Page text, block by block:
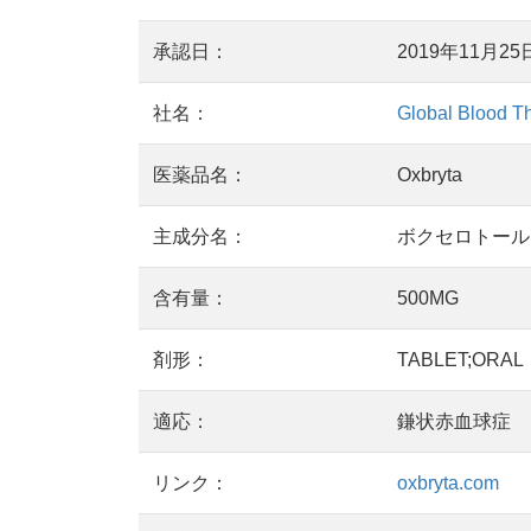
承認日： 2019年11月25
社名： Global Blood
医薬品名： Oxbryta
主成分名： ボクセロトー
含有量： 500MG
剤形： TABLET;ORAL
適応： 鎌状赤血球症
リンク： oxbryta.com